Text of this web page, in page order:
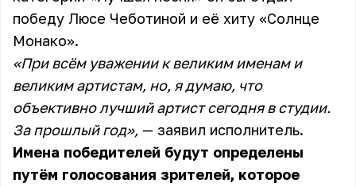
победу Люсе Чеботиной и её хиту «Солнце
Монако».
«При всём уважении к великим именам и
великим артистам, но, я думаю, что
объективно лучший артист сегодня в студии.
За прошлый год», — заявил исполнитель.
Имена победителей будут определены
путём голосования зрителей, которое